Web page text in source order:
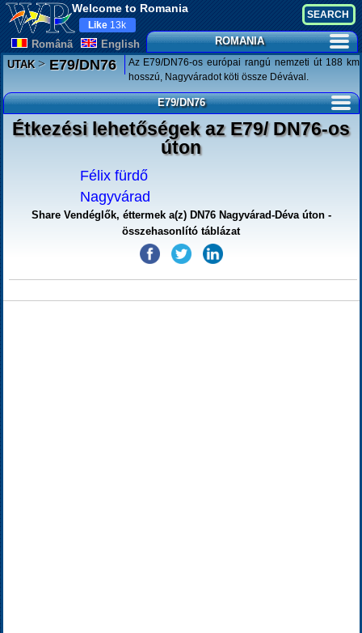
Welcome to Romania
Românã English
Like 13k
ROMANIA
UTAK>E79/DN76
Az E79/DN76-os európai rangú nemzeti út 188 km
hosszú, Nagyváradot köti össze Dévával.
E79/DN76
Étkezési lehetőségek az E79/ DN76-os
úton
Félix fürdő
Nagyvárad
Share Vendéglők, éttermek a(z) DN76 Nagyvárad-Déva úton -
összehasonlító táblázat